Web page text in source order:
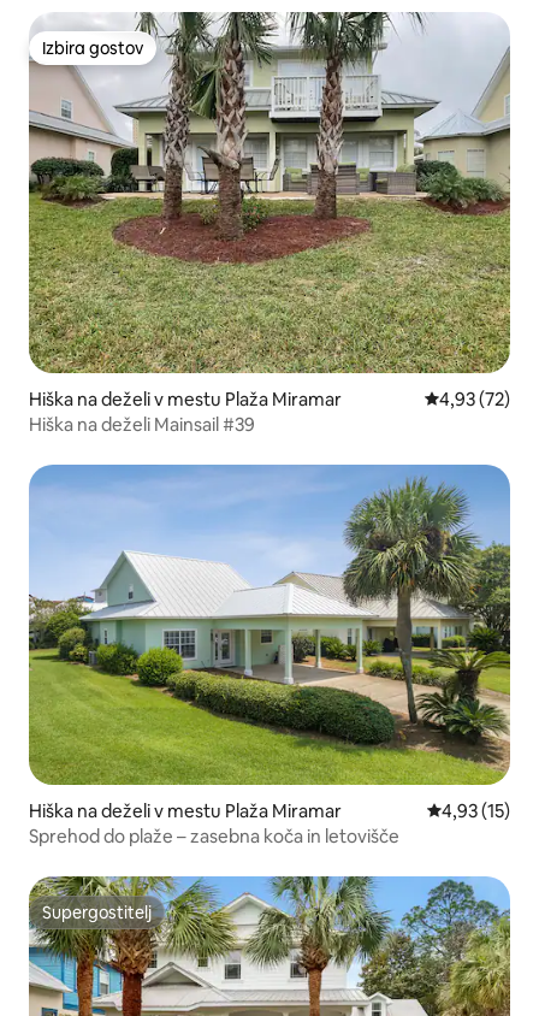
Izbira gostov
Izbira gostov
Hiška na deželi v mestu Plaža Miramar Povprečna
4,93 (72)
Hiška na deželi Mainsail #39
Hiška na deželi v mestu Plaža Miramar Povprečna
4,93 (15)
Sprehod do plaže – zasebna koča in letovišče
Supergostitelj
Supergostitelj